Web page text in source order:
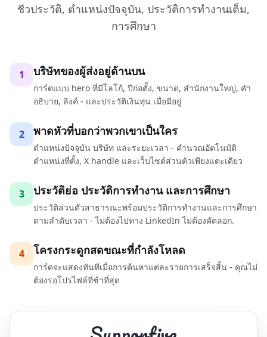
ชีวประวัติ, ตำแหน่งปัจจุบัน, ประวัติการทำงานเต็ม,
การศึกษา
1 บริษัทของผู้ส่งอยู่ด้านบน
การ์ดแบบ hero ที่มีโลโก้, ปีก่อตั้ง, ขนาด, สำนักงานใหญ่, คำ
อธิบาย, ลิงค์ - และประวัติเงินทุน เมื่อมีอยู่
2 พาดหัวที่บอกว่าพวกเขาเป็นใคร
ตำแหน่งปัจจุบัน บริษัท และระยะเวลา - คำนวณอัตโนมัติ
ตำแหน่งที่ตั้ง, X handle และเว็บไซต์ส่วนตัวเพียงแตะเดียว
3 ประวัติย่อ ประวัติการทำงาน และการศึกษา
ประวัติส่วนตัวสาธารณะพร้อมประวัติการทำงานและการศึกษา
ตามลำดับเวลา - ไม่ต้องไปทาง LinkedIn ไม่ต้องคัดลอก.
4 โครงกระดูกสดขณะที่กำลังโหลด
การ์ดจะแสดงทันทีเมื่อการค้นหาแต่ละรายการเสร็จสิ้น - คุณไม่
ต้องรอโปรไฟล์ที่ช้าที่สุด